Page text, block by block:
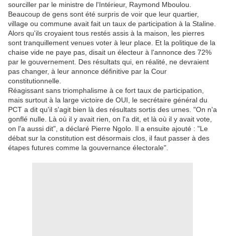
sourciller par le ministre de l'Intérieur, Raymond Mboulou.
Beaucoup de gens sont été surpris de voir que leur quartier,
village ou commune avait fait un taux de participation à la Staline.
Alors qu'ils croyaient tous restés assis à la maison, les pierres
sont tranquillement venues voter à leur place. Et la politique de la
chaise vide ne paye pas, disait un électeur à l'annonce des 72%
par le gouvernement. Des résultats qui, en réalité, ne devraient
pas changer, à leur annonce définitive par la Cour
constitutionnelle.
Réagissant sans triomphalisme à ce fort taux de participation,
mais surtout à la large victoire de OUI, le secrétaire général du
PCT a dit qu'il s'agit bien là des résultats sortis des urnes. "On n'a
gonflé nulle. Là où il y avait rien, on l'a dit, et là où il y avait vote,
on l'a aussi dit", a déclaré Pierre Ngolo. Il a ensuite ajouté : "Le
débat sur la constitution est désormais clos, il faut passer à des
étapes futures comme la gouvernance électorale".